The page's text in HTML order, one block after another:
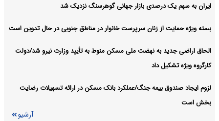
ایران به سهم یک‌ درصدی بازار جهانی گوهرسنگ نزدیک شد
بسته ویژه حمایت از زنان سرپرست خانوار در مناطق جنوبی در حال تدوین است
الحاق اراضی جدید به نهضت ملی مسکن منوط به تأیید وزارت نیرو شد/دولت
کارگروه ویژه تشکیل داد
لزوم ایجاد صندوق بیمه جنگ/عملکرد بانک مسکن در ارائه تسهیلات رضایت
بخش است
آرشیو